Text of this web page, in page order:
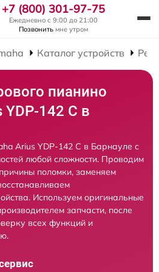
+7 (800) 301-97-75
Ежедневно с 9:00 до 21:00
Позвонить мне утром
Каталог устройств
пианино
YDP-142 C в
Arius YDP-142 C в Барнауле с
любой сложности. Проводим
поломки, заменяем
Используем оригинальные
запчасти, после
всех функций и